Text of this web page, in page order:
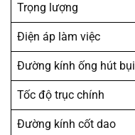
Trọng lượng
Điện áp làm việc
Đường kính ống hút bụi
Tốc độ trục chính
Đường kính cốt dao